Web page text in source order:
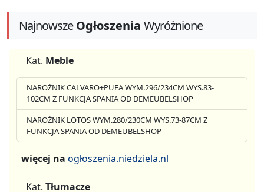
NajnowszeOgłoszenia Wyróżnione
Kat. Meble
NAROŻNIK CALVARO+PUFA WYM.296/234CM WYS.83-
102CM Z FUNKCJA SPANIA OD DEMEUBELSHOP
NAROŻNIK LOTOS WYM.280/230CM WYS.73-87CM Z
FUNKCJA SPANIA OD DEMEUBELSHOP
więcej na ogłoszenia.niedziela.nl
Kat. Tłumacze